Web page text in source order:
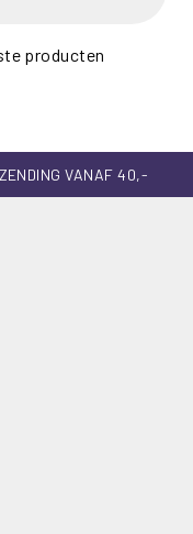
producten
VANAF 40,-